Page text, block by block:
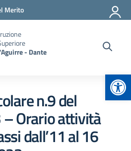
Merito
- Dante
n.9 del
Orario attività
dall’11 al 16